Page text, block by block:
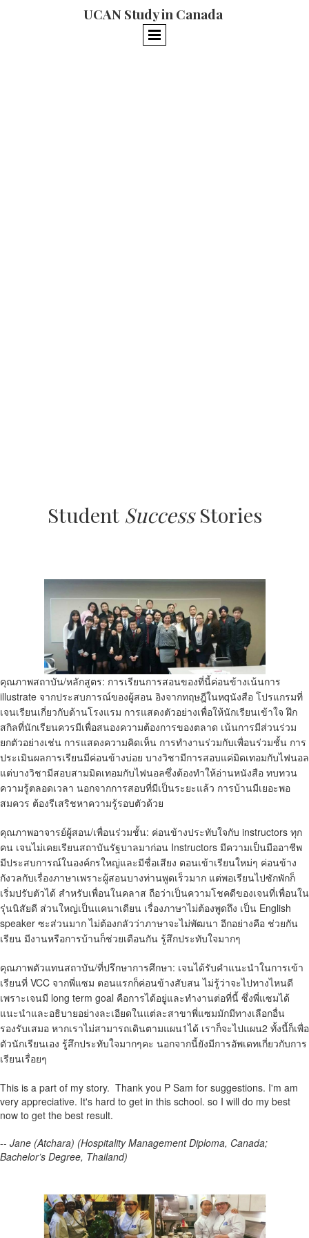
UCAN Study in Canada
Student SuccessStories
คุณภาพสถาบัน/หลักสูตร: การเรียนการสอนของที่นี้ค่อนข้างเน้นการ
illustrate จากประสบการณ์ของผู้สอน อิงจากทฤษฎีในหqนังสือ โปรแกรมที่
เจนเรียนเกี่ยวกับด้านโรงแรม การแสดงตัวอย่างเพื่อให้นักเรียนเข้าใจ ฝึก
สกิลที่นักเรียนควรมีเพื่อสนองความต้องการของตลาด เน้นการมีส่วนร่วม
ยกตัวอย่างเช่น การแสดงความคิดเห็น การทำงานร่วมกับเพื่อนร่วมชั้น การ
ประเมินผลการเรียนมีค่อนข้างบ่อย บางวิชามีการสอบแค่มิดเทอมกับไฟนอล
แต่บางวิชามีสอบสามมิดเทอมกับไฟนอลซึ่งต้องทำให้อ่านหนังสือ ทบทวน
ความรู้ตลอดเวลา นอกจากการสอบที่มีเป็นระยะแล้ว การบ้านมีเยอะพอ
สมควร ต้องรีเสริชหาความรู้รอบตัวด้วย
คุณภาพอาจารย์ผู้สอน/เพื่อนร่วมชั้น: ค่อนข้างประทับใจกับ instructors ทุก
คน เจนไม่เคยเรียนสถาบันรัฐบาลมาก่อน Instructors มีความเป็นมืออาชีพ
มีประสบการณ์ในองค์กรใหญ่และมีชื่อเสียง ตอนเข้าเรียนใหม่ๆ ค่อนข้าง
กังวลกับเรื่องภาษาเพราะผู้สอนบางท่านพูดเร็วมาก แต่พอเรียนไปซักพักก็
เริ่มปรับตัวได้ สำหรับเพื่อนในคลาส ถือว่าเป็นความโชคดีของเจนที่เพื่อนใน
รุ่นนิสัยดี ส่วนใหญ่เป็นแคนาเดียน เรื่องภาษาไม่ต้องพูดถึง เป็น English
speaker ซะส่วนมาก ไม่ต้องกลัวว่าภาษาจะไม่พัฒนา อีกอย่างคือ ช่วยกัน
เรียน มีงานหรือการบ้านก็ช่วยเตือนกัน รู้สึกประทับใจมากๆ
คุณภาพตัวแทนสถาบัน/ที่ปรึกษาการศึกษา: เจนได้รับคำแนะนำในการเข้า
เรียนที่ VCC จากพี่แซม ตอนแรกก็ค่อนข้างสับสน ไม่รู้ว่าจะไปทางไหนดี
เพราะเจนมี long term goal คือการได้อยู่และทำงานต่อที่นี้ ซึ่งพี่แซมได้
แนะนำและอธิบายอย่างละเอียดในแต่ละสาขาพี่แซมมักมีทางเลือกอื่น
รองรับเสมอ หากเราไม่สามารถเดินตามแผน1ได้ เราก็จะไปแผน2 ทั้งนี้ก็เพื่อ
ตัวนักเรียนเอง รู้สึกประทับใจมากๆคะ นอกจากนี้ยังมีการอัพเดทเกี่ยวกับการ
เรียนเรื่อยๆ
This is a part of my story. Thank you P Sam for suggestions. I'm am
very appreciative. It's hard to get in this school. so I will do my best
now to get the best result.
-- Jane (Atchara) (Hospitality Management Diploma, Canada;
Bachelor’s Degree, Thailand)